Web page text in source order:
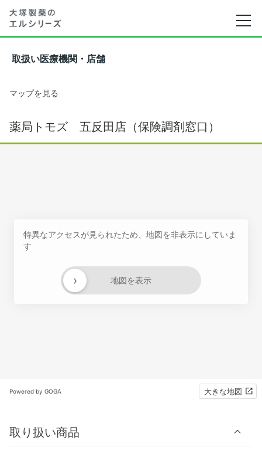
取扱い医療機関・店舗
マップを見る
薬局トモズ 五反田店（保険調剤窓口）
特異なアクセスが見られたため、地図を非表示にしていま
す
地図を表示
›
Powered by GOGA 大きな地図
取り扱い商品